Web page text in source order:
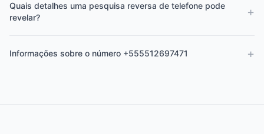
Quais detalhes uma pesquisa reversa de telefone pode
revelar?
+
Informações sobre o número +555512697471 +